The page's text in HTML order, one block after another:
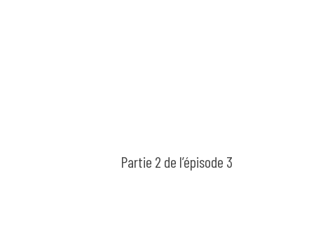
Partie 2 de l’épisode 3